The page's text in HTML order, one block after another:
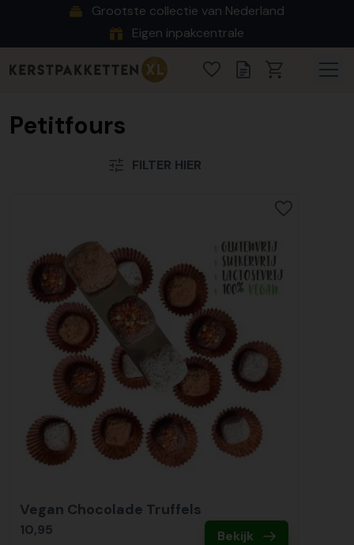
Grootste collectie van Nederland
Eigen inpakcentrale
Petitfours
FILTER HIER
Vegan Chocolade Truffels
10,95 Bekijk